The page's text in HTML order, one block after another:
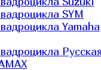
SYM
Yamaha